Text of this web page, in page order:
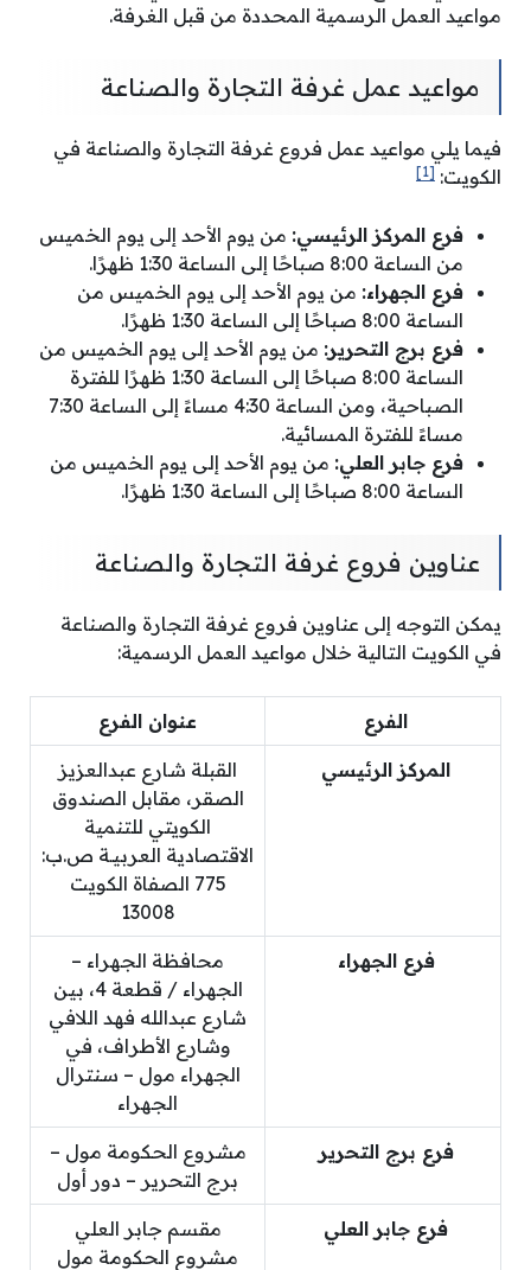
مواعيد العمل الرسمية المحددة من قبل الغرفة.
مواعيد عمل غرفة التجارة والصناعة
فيما يلي مواعيد عمل فروع غرفة التجارة والصناعة في
الكويت: [1]
فرع المركز الرئيسي: من يوم الأحد إلى يوم الخميس
من الساعة 8:00 صباحًا إلى الساعة 1:30 ظهرًا.
فرع الجهراء: من يوم الأحد إلى يوم الخميس من
الساعة 8:00 صباحًا إلى الساعة 1:30 ظهرًا.
فرع برج التحرير: من يوم الأحد إلى يوم الخميس من
الساعة 8:00 صباحًا إلى الساعة 1:30 ظهرًا للفترة
الصباحية، ومن الساعة 4:30 مساءً إلى الساعة 7:30
مساءً للفترة المسائية.
فرع جابر العلي: من يوم الأحد إلى يوم الخميس من
الساعة 8:00 صباحًا إلى الساعة 1:30 ظهرًا.
عناوين فروع غرفة التجارة والصناعة
يمكن التوجه إلى عناوين فروع غرفة التجارة والصناعة
في الكويت التالية خلال مواعيد العمل الرسمية:
الفرع عنوان الفرع
المركز الرئيسي
القبلة شارع عبدالعزيز
الصقر، مقابل الصندوق
الكويتي للتنمية
الاقتصادية العربيـة ص.ب:
775 الصفاة الكويت
13008
فرع الجهراء
محافظة الجهراء –
الجهراء / قطعة 4، بين
شارع عبدالله فهد اللافي
وشارع الأطراف، في
الجهراء مول – سنترال
الجهراء
فرع برج التحرير
مشروع الحكومة مول –
برج التحرير – دور أول
فرع جابر العلي
مقسم جابر العلي
مشروع الحكومة مول